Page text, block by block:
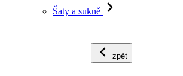
Šaty a sukně
zpět